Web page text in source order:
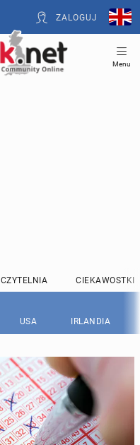
ZALOGUJ
Menu
CZYTELNIA CIEKAWOSTKI
USA IRLANDIA